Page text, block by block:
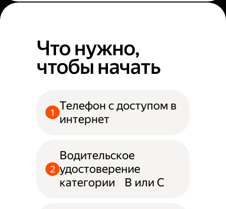
Что нужно,
чтобы начать
Телефон с доступом в
интернет
Водительское
удостоверение
категории B или С